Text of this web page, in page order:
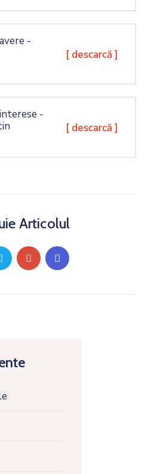
-
[ descarcă ]
-
[ descarcă ]
Articolul